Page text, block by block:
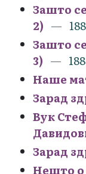
Зашто
2)
Зашто
3)
Наше
Зарад
Вук
Зарад
Нешто о